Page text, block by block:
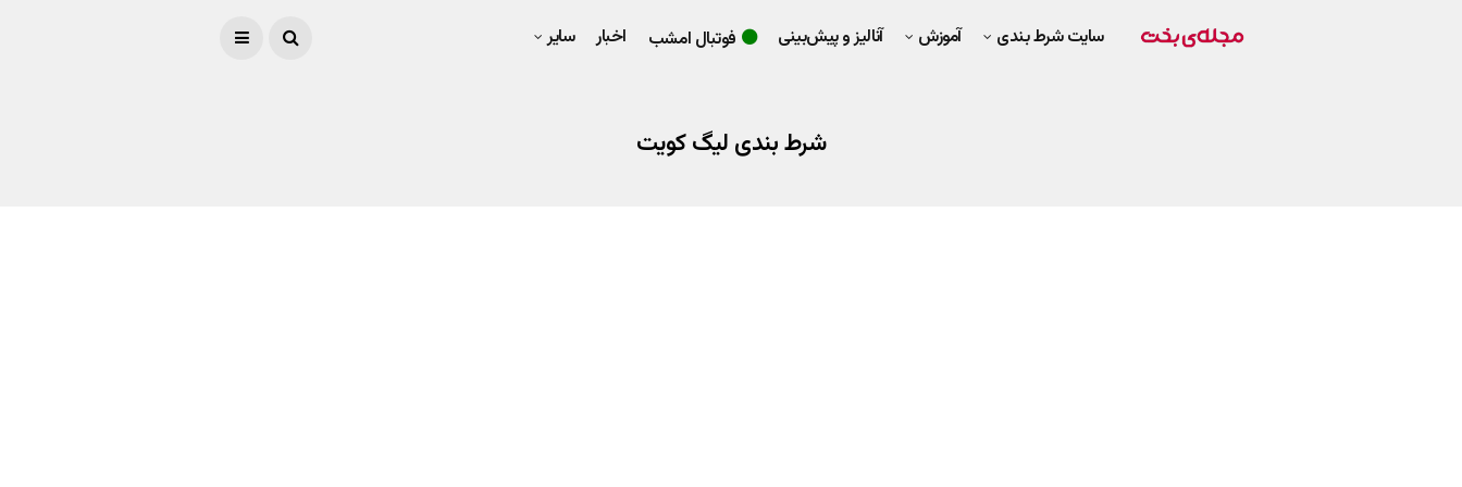
سایت شرط بندی آموزش آنالیز و پیش‌بینی فوتبال امشب اخبار سایر
شرط بندی لیگ کویت